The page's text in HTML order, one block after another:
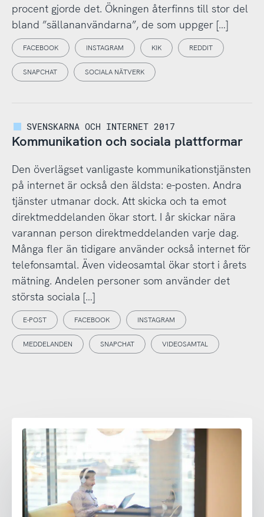
procent gjorde det. Ökningen återfinns till stor del
bland ”sällananvändarna”, de som uppger […]
FACEBOOK INSTAGRAM KIK REDDIT
SNAPCHAT SOCIALA NÄTVERK
SVENSKARNA OCH INTERNET 2017
Kommunikation och sociala plattformar
Den överlägset vanligaste kommunikationstjänsten
på internet är också den äldsta: e-posten. Andra
tjänster utmanar dock. Att skicka och ta emot
direktmeddelanden ökar stort. I år skickar nära
varannan person direktmeddelanden varje dag.
Många fler än tidigare använder också internet för
telefonsamtal. Även videosamtal ökar stort i årets
mätning. Andelen personer som använder det
största sociala […]
E-POST FACEBOOK INSTAGRAM
MEDDELANDEN SNAPCHAT VIDEOSAMTAL